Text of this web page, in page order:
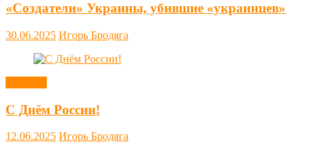
«Создатели» Украины, убившие «украинцев»
30.06.2025 Игорь Бродяга
С Днём России!
12.06.2025 Игорь Бродяга